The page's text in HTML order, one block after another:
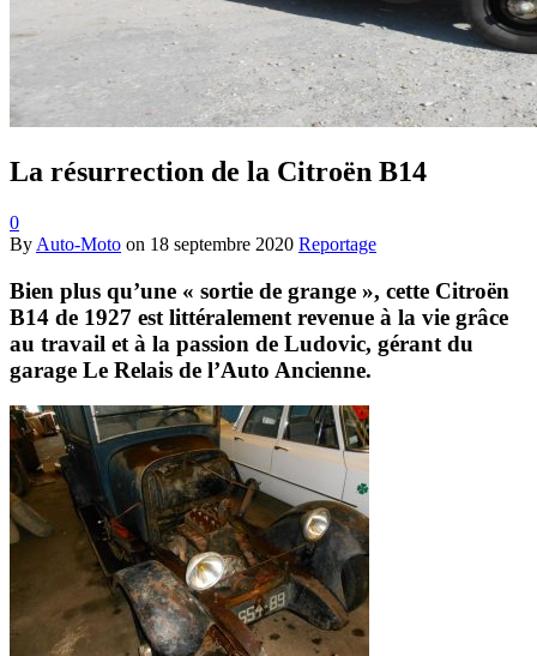
La résurrection de la Citroën B14
0
By Auto-Moto on 18 septembre 2020 Reportage
Bien plus qu’une « sortie de grange », cette Citroën
B14 de 1927 est littéralement revenue à la vie grâce
au travail et à la passion de Ludovic, gérant du
garage Le Relais de l’Auto Ancienne.